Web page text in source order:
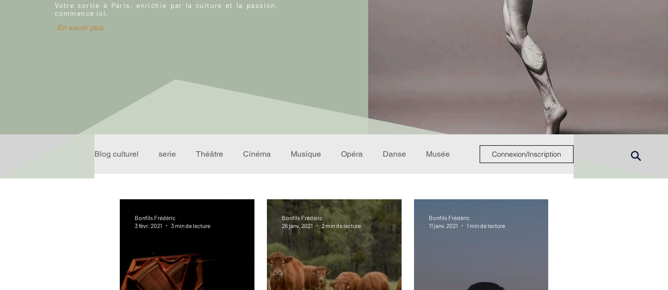
Votre sortie à Paris, enrichie par la culture et la passion,
commence ici.
En savoir plus
Blog culturel serie Théâtre Cinéma Musique Opéra Danse Musée
Festival Coup de coeur
Événement Validé par Romane. Spécial Famille Littérature Cirque
Connexion/Inscription
Bonfils Frédéric
3 févr. 2021
3 min de lecture
Bonfils Frédéric
26 janv. 2021
2 min de lecture
Bonfils Frédéric
11 janv. 2021
1 min de lecture